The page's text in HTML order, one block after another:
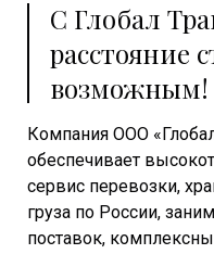
С Глобал
расстояние
возможным!
Компания ООО
обеспечивает
сервис перевозки,
груза по России,
поставок,